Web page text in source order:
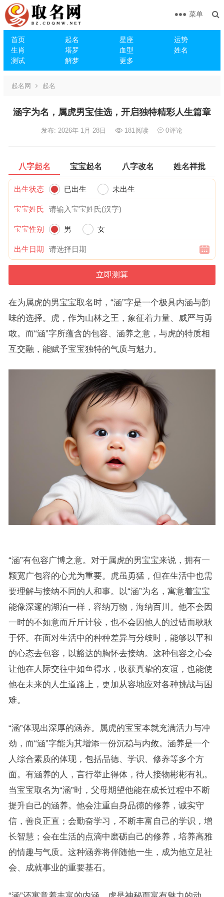
首页 起名 星座
运势
生肖
塔罗 血型
姓名
测试
解梦 更多
菜单
起名网 起名
涵字为名，属虎男宝佳选，开启独特精彩人生篇章
发布: 2026年 1月 28日 181阅读 0评论
八字起名 宝宝起名 八字改名 姓名祥批
出生状态 已出生 未出生
宝宝姓氏
宝宝性别 男 女
出生日期
在为属虎的男宝宝取名时，“涵”字是一个极具内涵与韵
味的选择。虎，作为山林之王，象征着力量、威严与勇
敢。而“涵”字所蕴含的包容、涵养之意，与虎的特质相
互交融，能赋予宝宝独特的气质与魅力。
“涵”有包容广博之意。对于属虎的男宝宝来说，拥有一
颗宽广包容的心尤为重要。虎虽勇猛，但在生活中也需
要理解与接纳不同的人和事。以“涵”为名，寓意着宝宝
能像深邃的湖泊一样，容纳万物，海纳百川。他不会因
一时的不如意而斤斤计较，也不会因他人的过错而耿耿
于怀。在面对生活中的种种差异与分歧时，能够以平和
的心态去包容，以豁达的胸怀去接纳。这种包容之心会
让他在人际交往中如鱼得水，收获真挚的友谊，也能使
他在未来的人生道路上，更加从容地应对各种挑战与困
难。
“涵”体现出深厚的涵养。属虎的宝宝本就充满活力与冲
劲，而“涵”字能为其增添一份沉稳与内敛。涵养是一个
人综合素质的体现，包括品德、学识、修养等多个方
面。有涵养的人，言行举止得体，待人接物彬彬有礼。
当宝宝取名为“涵”时，父母期望他能在成长过程中不断
提升自己的涵养。他会注重自身品德的修养，诚实守
信，善良正直；会勤奋学习，不断丰富自己的学识，增
长智慧；会在生活的点滴中磨砺自己的修养，培养高雅
的情趣与气质。这种涵养将伴随他一生，成为他立足社
会、成就事业的重要基石。